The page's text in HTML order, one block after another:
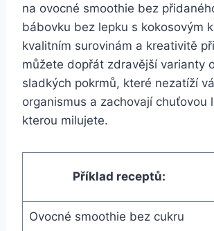
na ovocné smoothie bez
bábovku bez lepku s kokosovým
kvalitním surovinám a kreativitě
můžete dopřát zdravější varianty
sladkých pokrmů, které nezatíží
organismus a zachovají⁢ chuťovou
kterou milujete.
Příklad receptů:
Ovocné smoothie bez⁤ cukru